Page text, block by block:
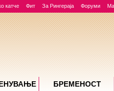
катче Фит За Рингераја Форуми
БРЕМЕНОСТ